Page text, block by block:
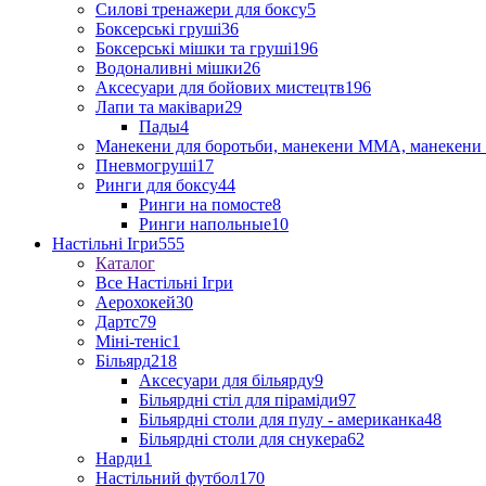
Силові тренажери для боксу5
Боксерські груші36
Боксерські мішки та груші196
Водоналивні мішки26
Аксесуари для бойових мистецтв196
Лапи та маківари29
Пады4
Манекени для боротьби, манекени ММА, манекени
Пневмогруші17
Ринги для боксу44
Ринги на помосте8
Ринги напольные10
Настільні Ігри555
Каталог
Все Настільні Ігри
Аерохокей30
Дартс79
Міні-теніс1
Більярд218
Аксесуари для більярду9
Більярдні стіл для піраміди97
Більярдні столи для пулу - американка48
Більярдні столи для снукера62
Нарди1
Настільний футбол170